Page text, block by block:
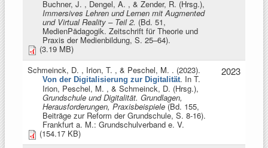
Buchner, J. , Dengel, A. , & Zender, R. (Hrsg.),
Immersives Lehren und Lernen mit Augmented
und Virtual Reality – Teil 2. (Bd. 51,
MedienPädagogik. Zeitschrift für Theorie und
Praxis der Medienbildung, S. 25–64).
(3.19 MB)
Schmeinck, D. , Irion, T. , & Peschel, M. . (2023).
Von der Digitalisierung zur Digitalität. In T.
Irion, Peschel, M. , & Schmeinck, D. (Hrsg.),
Grundschule und Digitalität. Grundlagen,
Herausforderungen, Praxisbeispiele (Bd. 155,
Beiträge zur Reform der Grundschule, S. 8-16).
Frankfurt a. M.: Grundschulverband e. V.
(154.17 KB)
2023